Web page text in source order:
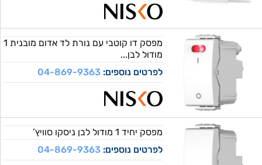
מפסק דו קוטבי עם נורת לד אדום מובנית 1
מודול לבן...
לפרטים נוספים:04-869-9363
מפסק יחיד 1 מודול לבן ניסקו סוויץ’
לפרטים נוספים:04-869-9363